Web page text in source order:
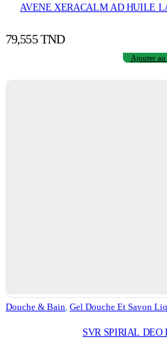
AVENE XERACALM AD HUILE
79,555TND
Ajouter au
Douche & Bain Gel Douche Et Savon
SVR SPIRIAL DEO